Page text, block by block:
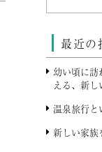
最近の
幼い頃に訪
える、新し
温泉旅行と
新しい家族